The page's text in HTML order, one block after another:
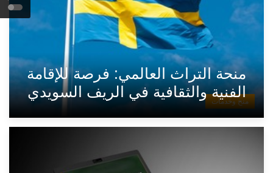
منح وخدمات
منحة التراث العالمي: فرصة للإقامة
الفنية والثقافية في الريف السويدي